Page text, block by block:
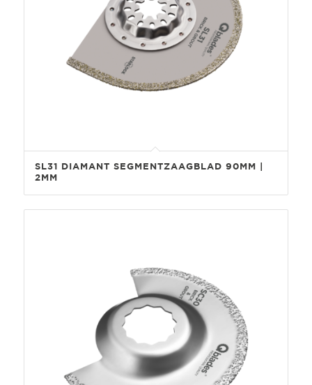
SL31 DIAMANT SEGMENTZAAGBLAD 90MM |
2MM